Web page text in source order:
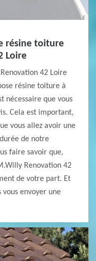
résine toiture
Loire
42 Loire
résine toiture à
nécessaire que vous
Cela est important,
vous allez avoir une
de notre
faire savoir que,
Renovation 42
de votre part. Et
vous envoyer une